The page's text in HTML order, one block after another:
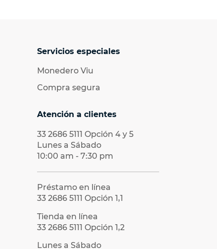
Servicios especiales
Monedero Viu
Compra segura
Atención a clientes
33 2686 5111 Opción 4 y 5
Lunes a Sábado
10:00 am - 7:30 pm
Préstamo en línea
33 2686 5111 Opción 1,1
Tienda en línea
33 2686 5111 Opción 1,2
Lunes a Sábado